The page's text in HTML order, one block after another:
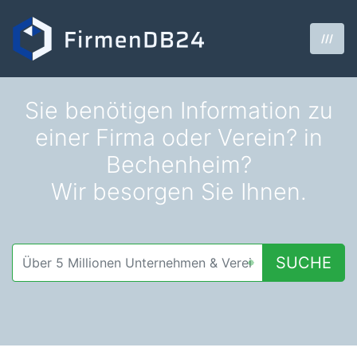
///
Sie benötigen Information zu
einer Firma oder Verein? in
Bechenheim?
Wir besorgen Sie Ihnen.
SUCHE